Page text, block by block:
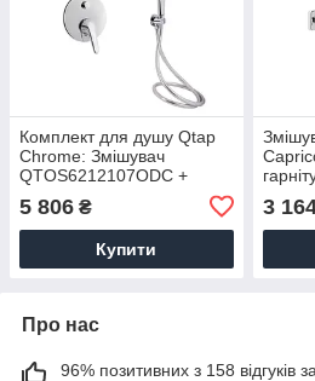
Комплект для душу Qtap
Chrome: Змішувач
QTOS6212107ODC +
+ Шланг
5 806 ₴
Купити
3
Про нас
96% позитивних з 158 відгуків